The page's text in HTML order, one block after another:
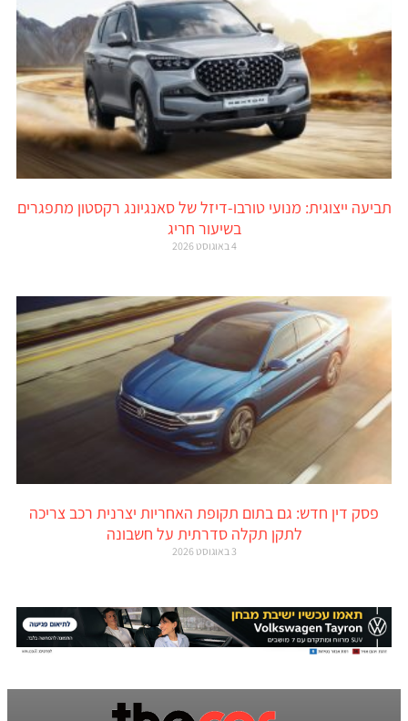
תביעה ייצוגית: מנועי טורבו-דיזל של סאנגיונג רקסטון מתפגרים
בשיעור חריג
4 באוגוסט 2026
פסק דין חדש: גם בתום תקופת האחריות יצרנית רכב צריכה
לתקן תקלה סדרתית על חשבונה
3 באוגוסט 2026